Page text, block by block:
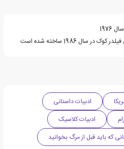
سال 1986 ساخته شده است
ادبیات داستانی
ادبیات کلاسیک